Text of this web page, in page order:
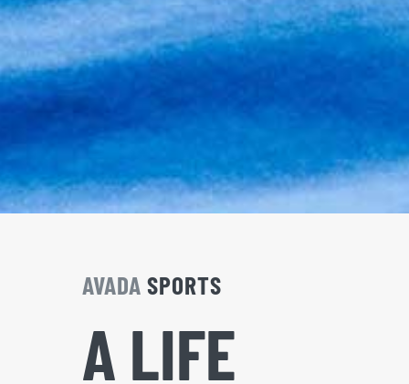
AVADA SPORTS
A LIFE